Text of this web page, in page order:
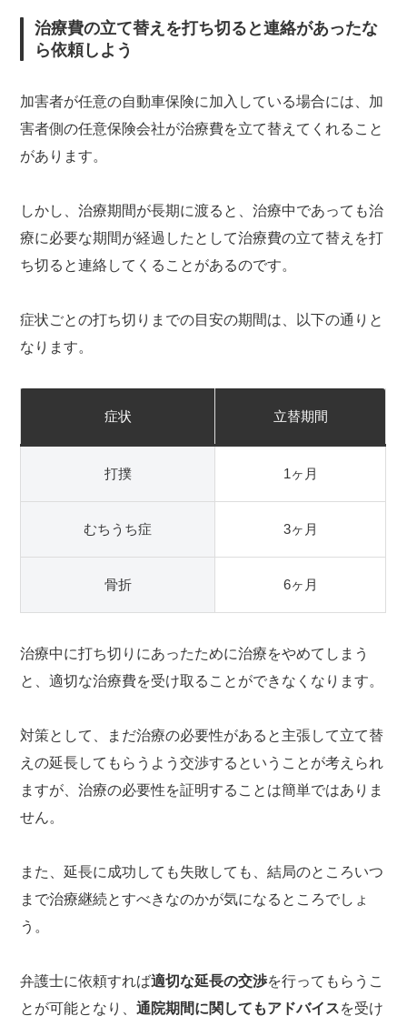
治療費の立て替えを打ち切ると連絡があったな
ら依頼しよう
加害者が任意の自動車保険に加入している場合には、加
害者側の任意保険会社が治療費を立て替えてくれること
があります。
しかし、治療期間が長期に渡ると、治療中であっても治
療に必要な期間が経過したとして治療費の立て替えを打
ち切ると連絡してくることがあるのです。
症状ごとの打ち切りまでの目安の期間は、以下の通りと
なります。
症状 立替期間
打撲 1ヶ月
むちうち症 3ヶ月
骨折 6ヶ月
治療中に打ち切りにあったために治療をやめてしまう
と、適切な治療費を受け取ることができなくなります。
対策として、まだ治療の必要性があると主張して立て替
えの延長してもらうよう交渉するということが考えられ
ますが、治療の必要性を証明することは簡単ではありま
せん。
また、延長に成功しても失敗しても、結局のところいつ
まで治療継続とすべきなのかが気になるところでしょ
う。
弁護士に依頼すれば適切な延長の交渉を行ってもらうこ
とが可能となり、通院期間に関してもアドバイスを受け